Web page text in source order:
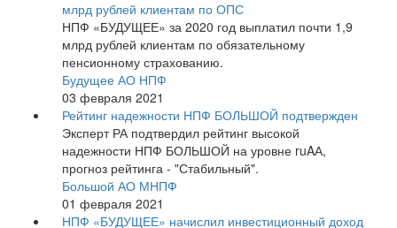
млрд рублей клиентам по ОПС
НПФ «БУДУЩЕЕ» за 2020 год выплатил почти 1,9
млрд рублей клиентам по обязательному
пенсионному страхованию.
Будущее АО НПФ
03 февраля 2021
Рейтинг надежности НПФ БОЛЬШОЙ подтвержден
Эксперт РА подтвердил рейтинг высокой
надежности НПФ БОЛЬШОЙ на уровне ruAА,
прогноз рейтинга - "Стабильный".
Большой АО МНПФ
01 февраля 2021
НПФ «БУДУЩЕЕ» начислил инвестиционный доход